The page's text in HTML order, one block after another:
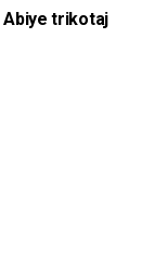
Abiye trikotaj